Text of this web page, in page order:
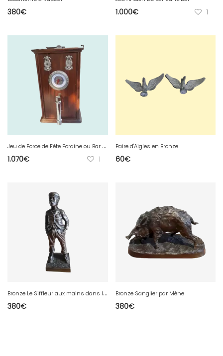
380€ 1.000€ 1
J
eu de Force de Fête Foraine ou Bar 1910/20
1.070€ 1
Paire d'Aigles en Bronze
60€
B
ronze Le Siffleur aux mains dans les Poches
380€
Bronze Sanglier par Mène
380€